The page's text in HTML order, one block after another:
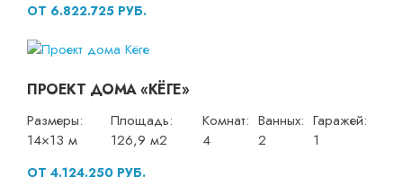
ОТ 6.822.725 РУБ.
ПРОЕКТ ДОМА «КЁГЕ»
Размеры:
14×13 м
Площадь:
126,9 м2
Комнат:
4
Ванных:
2
Гаражей:
1
ОТ 4.124.250 РУБ.